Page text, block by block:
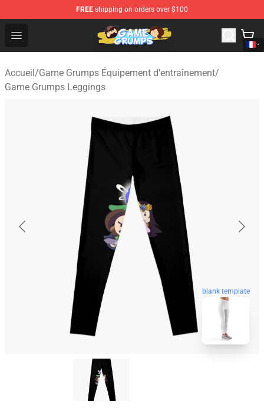
FREE shipping on orders over $100
Open menu
Game Grumps Shop - Official Game Grumps
Accueil/Game Grumps Équipement d'entraînement/
Game Grumps Leggings
blank template